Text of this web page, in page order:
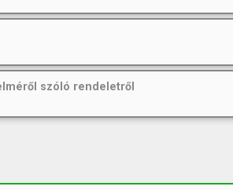
szóló rendeletről